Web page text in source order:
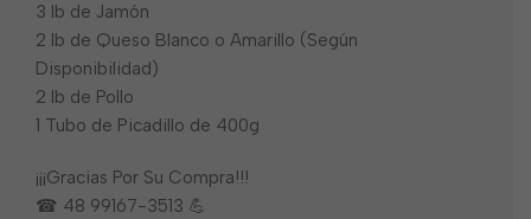
3 lb de Jamón
2 lb de Queso Blanco o Amarillo (Según
Disponibilidad)
2 lb de Pollo
1 Tubo de Picadillo de 400g
¡¡¡Gracias Por Su Compra!!!
☎ 48 99167-3513 💪